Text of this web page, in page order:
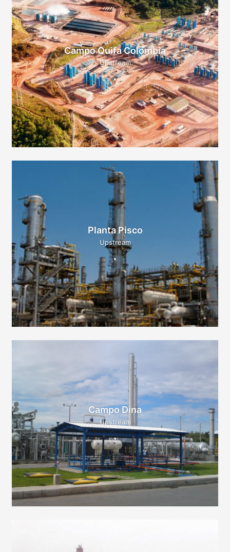
Campo Quifa Colombia
Upstream
Planta Pisco
Upstream
Campo Dina
Upstream